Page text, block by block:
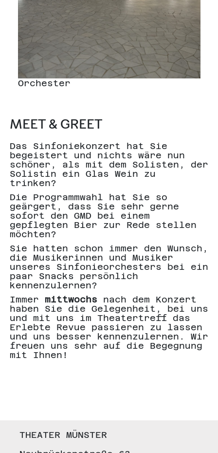
Orchester
MEET & GREET
Das Sinfoniekonzert hat Sie
begeistert und nichts wäre nun
schöner, als mit dem Solisten, der
Solistin ein Glas Wein zu
trinken?
Die Programmwahl hat Sie so
geärgert, dass Sie sehr gerne
sofort den GMD bei einem
gepflegten Bier zur Rede stellen
möchten?
Sie hatten schon immer den Wunsch,
die Musikerinnen und Musiker
unseres Sinfonieorchesters bei ein
paar Snacks persönlich
kennenzulernen?
Immer mittwochs nach dem Konzert
haben Sie die Gelegenheit, bei uns
und mit uns im Theatertreff das
Erlebte Revue passieren zu lassen
und uns besser kennenzulernen. Wir
freuen uns sehr auf die Begegnung
mit Ihnen!
THEATER MÜNSTER